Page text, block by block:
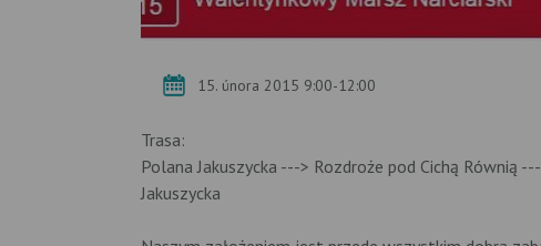
15. února 2015 9:00-12:00
Trasa:
Polana Jakuszycka ---> Rozdroże pod Cichą Równią
Jakuszycka